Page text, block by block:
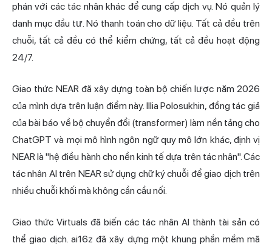
phán với các tác nhân khác để cung cấp dịch vụ. Nó quản lý
danh mục đầu tư. Nó thanh toán cho dữ liệu. Tất cả đều trên
chuỗi, tất cả đều có thể kiểm chứng, tất cả đều hoạt động
24/7.
Giao thức NEAR đã xây dựng toàn bộ chiến lược năm 2026
của mình dựa trên luận điểm này. Illia Polosukhin, đồng tác giả
của bài báo về bộ chuyển đổi (transformer) làm nền tảng cho
ChatGPT và mọi mô hình ngôn ngữ quy mô lớn khác, định vị
NEAR là "hệ điều hành cho nền kinh tế dựa trên tác nhân". Các
tác nhân AI trên NEAR sử dụng chữ ký chuỗi để giao dịch trên
nhiều chuỗi khốimà không cần cầu nối.
Giao thức Virtuals đã biến các tác nhân AI thành tài sản có
thể giao dịch. ai16z đã xây dựng một khung phần mềm mã